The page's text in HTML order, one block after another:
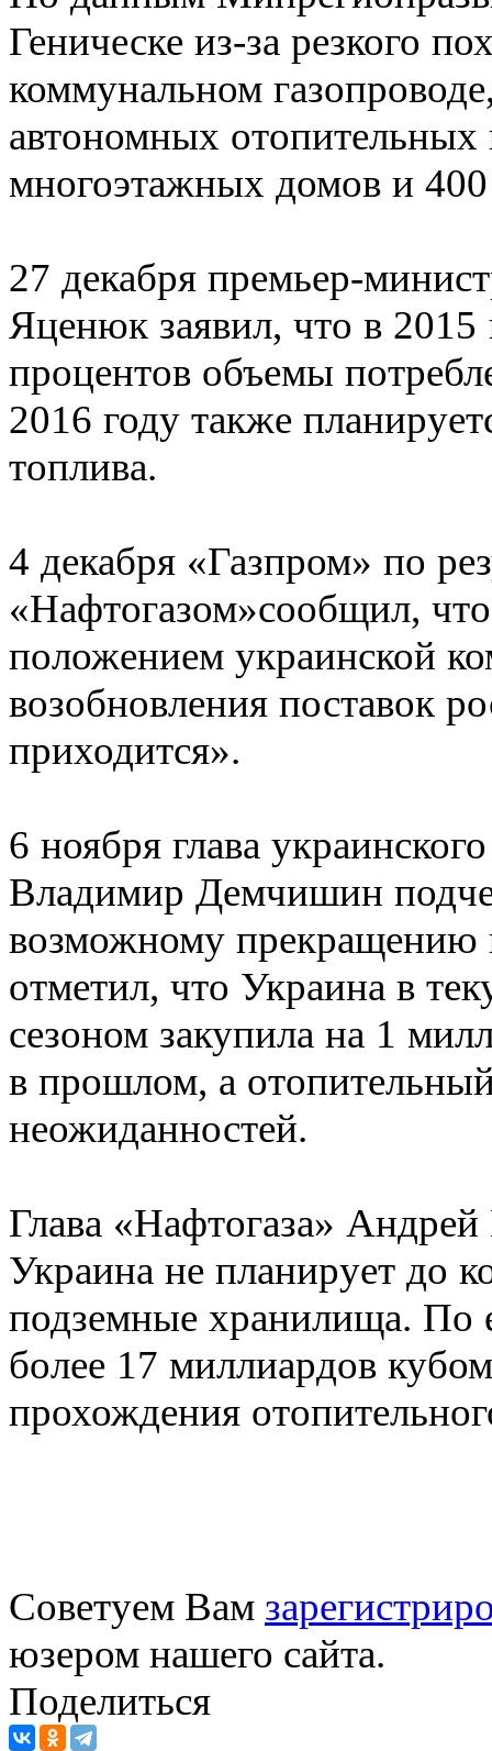
Геническе из-за резкого
коммунальном
автономных
многоэтажных домов и 400
27 декабря премьер-
Яценюк заявил, что в 2015
процентов объемы
2016 году также
топлива.
4 декабря «Газпром» по
«Нафтогазом»сообщил,
положением украинской
возобновления поставок
приходится».
6 ноября глава
Владимир Демчишин
возможному прекращению
отметил, что Украина в
сезоном закупила на 1
в прошлом, а
неожиданностей.
Глава «Нафтогаза»
Украина не планирует до
подземные хранилища.
более 17 миллиардов
прохождения
Советуем Вам
юзером нашего сайта.
Поделиться